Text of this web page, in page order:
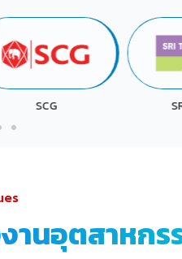
SRI TRANG
านอุตสาหกร